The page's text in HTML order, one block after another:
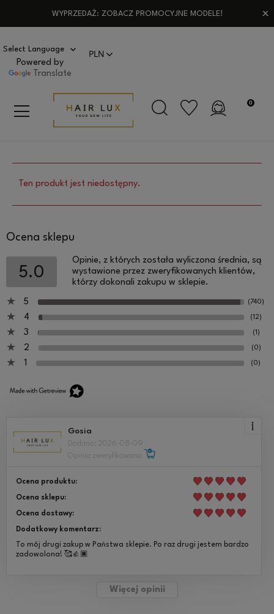
WYPRZEDAŻ: ZOBACZ PROMOCYJNE MODELE!
Powered by
Translate
Ten produkt jest niedostępny.
Ocena sklepu
5.0
Opinie, z których została wyliczona średnia, są
wystawione przez zweryfikowanych klientów,
którzy dokonali zakupu w sklepie.
5 (740)
4 (12)
3 (1)
2 (0)
1 (0)
Gosia
Dodano: 2026-08-09
Opinia zweryfikowana
Ocena produktu:
Ocena sklepu:
Ocena dostawy:
Dodatkowy komentarz:
To mój drugi zakup w Państwa sklepie. Po raz drugi jestem bardzo
zadowolona! 🥰👍🏿
Więcej opinii